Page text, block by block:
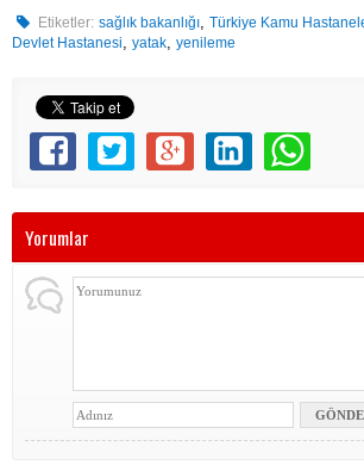
Etiketler: sağlık bakanlığı,Türkiye Kamu
Devlet Hastanesi, yatak, yenileme
Yorumlar